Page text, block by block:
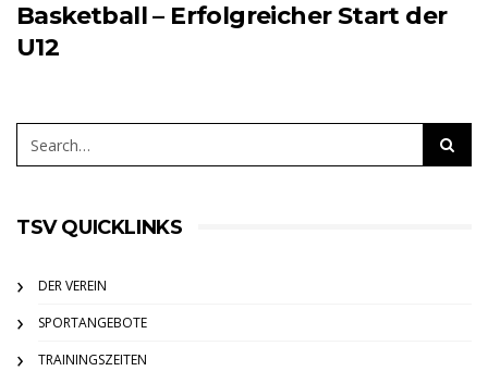
Basketball – Erfolgreicher Start der
U12
TSV QUICKLINKS
DER VEREIN
SPORTANGEBOTE
TRAININGSZEITEN